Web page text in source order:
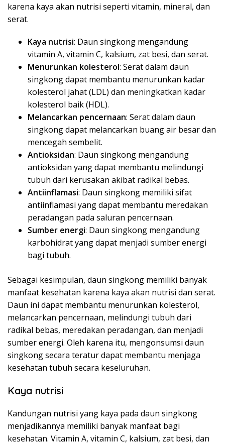
karena kaya akan nutrisi seperti vitamin, mineral, dan
serat.
Kaya nutrisi: Daun singkong mengandung
vitamin A, vitamin C, kalsium, zat besi, dan serat.
Menurunkan kolesterol: Serat dalam daun
singkong dapat membantu menurunkan kadar
kolesterol jahat (LDL) dan meningkatkan kadar
kolesterol baik (HDL).
Melancarkan pencernaan: Serat dalam daun
singkong dapat melancarkan buang air besar dan
mencegah sembelit.
Antioksidan: Daun singkong mengandung
antioksidan yang dapat membantu melindungi
tubuh dari kerusakan akibat radikal bebas.
Antiinflamasi: Daun singkong memiliki sifat
antiinflamasi yang dapat membantu meredakan
peradangan pada saluran pencernaan.
Sumber energi: Daun singkong mengandung
karbohidrat yang dapat menjadi sumber energi
bagi tubuh.
Sebagai kesimpulan, daun singkong memiliki banyak
manfaat kesehatan karena kaya akan nutrisi dan serat.
Daun ini dapat membantu menurunkan kolesterol,
melancarkan pencernaan, melindungi tubuh dari
radikal bebas, meredakan peradangan, dan menjadi
sumber energi. Oleh karena itu, mengonsumsi daun
singkong secara teratur dapat membantu menjaga
kesehatan tubuh secara keseluruhan.
Kaya nutrisi
Kandungan nutrisi yang kaya pada daun singkong
menjadikannya memiliki banyak manfaat bagi
kesehatan. Vitamin A, vitamin C, kalsium, zat besi, dan